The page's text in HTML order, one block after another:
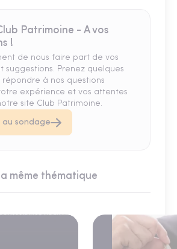
Patrimoine - A vos
!
de nous faire part de vos
suggestions. Prenez quelques
répondre à nos questions
expérience et vos attentes
site Club Patrimoine.
au sondage
même thématique